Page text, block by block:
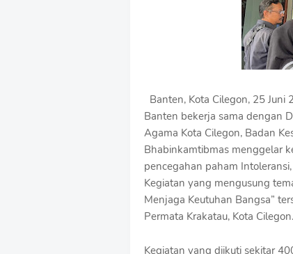
Banten, Kota Cilegon, 25
Banten bekerja sama dengan
Agama Kota Cilegon, Badan
Bhabinkamtibmas menggelar
pencegahan paham
Kegiatan yang mengusung
Menjaga Keutuhan Bangsa”
Permata Krakatau, Kota Cilegon.
Kegiatan yang diikuti sekitar
n
D
e
s
i
g
n
W
i
h